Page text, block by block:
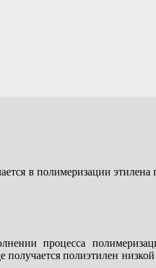
в полимеризации
процесса
полиэтилен